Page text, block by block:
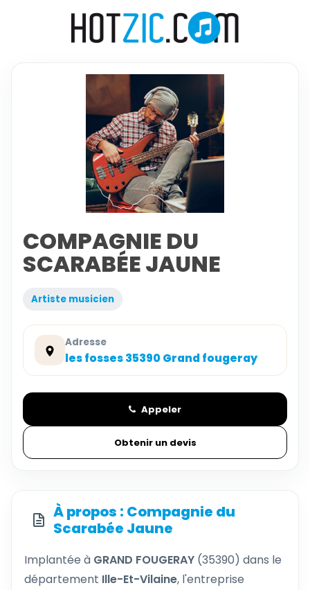
COMPAGNIE DU
SCARABÉE JAUNE
Artiste musicien
Adresse
les fosses 35390 Grand fougeray
Appeler
Obtenir un devis
À propos : Compagnie du
Scarabée Jaune
Implantée à GRAND FOUGERAY (35390) dans le
département Ille-Et-Vilaine, l'entreprise